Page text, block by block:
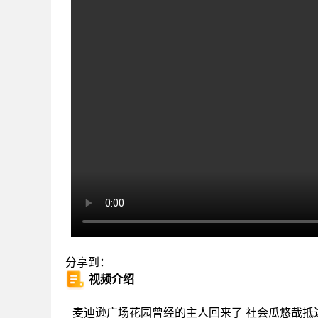
分享到：
视频介绍
麦迪逊广场花园曾经的主人回来了 社会瓜悠哉抵